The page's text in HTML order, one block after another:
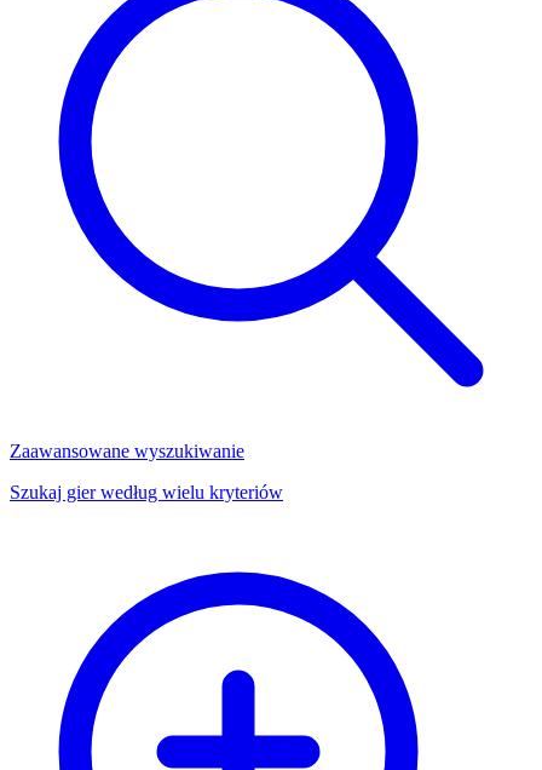
Zaawansowane wyszukiwanie
Szukaj gier według wielu kryteriów